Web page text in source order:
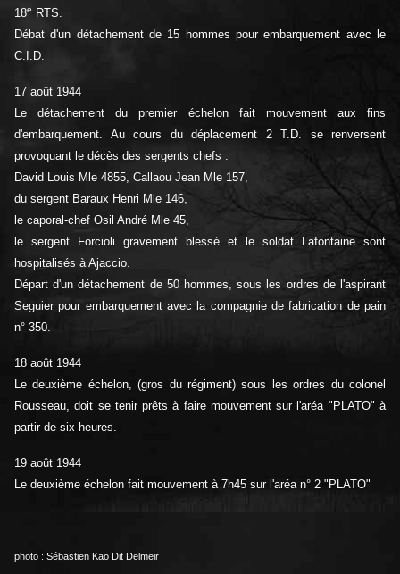
18e
RTS.
Débat d'un détachement de 15 hommes pour embarquement avec le
C.I.D.
17 août 1944
Le détachement du premier échelon fait mouvement aux fins
d'embarquement. Au cours du déplacement 2 T.D. se renversent
provoquant le décès des sergents chefs :
David Louis Mle 4855, Callaou Jean Mle 157,
du sergent Baraux Henri Mle 146,
le caporal-chef Osil André Mle 45,
le sergent Forcioli gravement blessé et le soldat Lafontaine sont
hospitalisés à Ajaccio.
Départ d'un détachement de 50 hommes, sous les ordres de l'aspirant
Seguier pour embarquement avec la compagnie de fabrication de pain
n° 350.
18 août 1944
Le deuxième échelon, (gros du régiment) sous les ordres du colonel
Rousseau, doit se tenir prêts à faire mouvement sur l'aréa "PLATO" à
partir de six heures.
19 août 1944
Le deuxième échelon fait mouvement à 7h45 sur l'aréa n° 2 "PLATO"
photo : Sébastien Kao Dit Delmeir